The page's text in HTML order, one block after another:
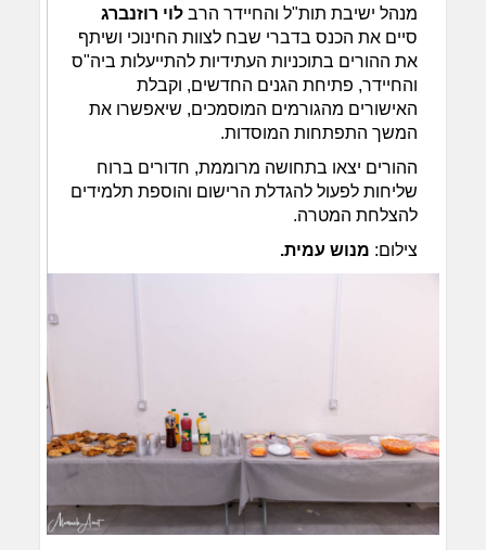
מנהל ישיבת תות"ל והחיידר הרב לוי רוזנברג
סיים את הכנס בדברי שבח לצוות החינוכי ושיתף
את ההורים בתוכניות העתידיות להתייעלות ביה"ס
והחיידר, פתיחת הגנים החדשים, וקבלת
האישורים מהגורמים המוסמכים, שיאפשרו את
המשך התפתחות המוסדות.
ההורים יצאו בתחושה מרוממת, חדורים ברוח
שליחות לפעול להגדלת הרישום והוספת תלמידים
להצלחת המטרה.
צילום: מנוש עמית.